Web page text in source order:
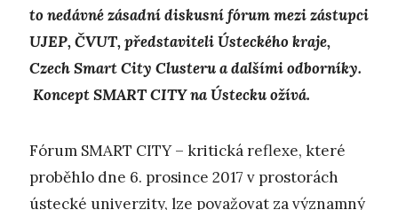
to nedávné zásadní diskusní fórum mezi zástupci
UJEP, ČVUT, představiteli Ústeckého kraje,
Czech Smart City Clusteru a dalšími odborníky.
Koncept SMART CITY na Ústecku ožívá.
Fórum SMART CITY – kritická reflexe, které
proběhlo dne 6. prosince 2017 v prostorách
ústecké univerzity, lze považovat za významný